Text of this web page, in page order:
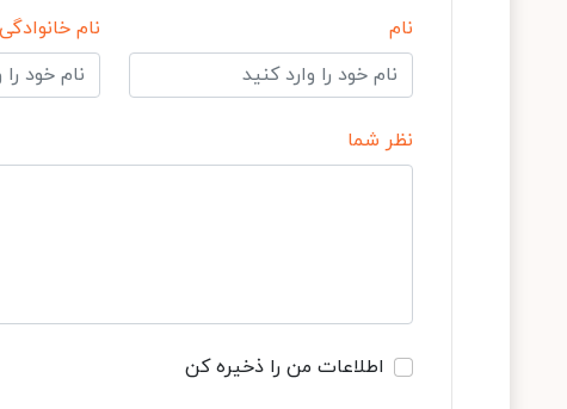
نام نام خانوادگی
نظر شما
اطلاعات من را ذخیره کن